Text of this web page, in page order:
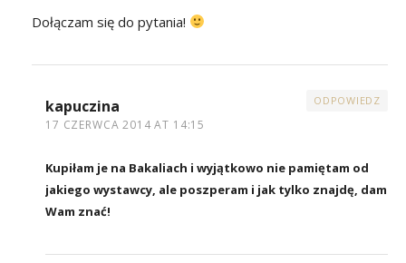
Dołączam się do pytania!
kapuczina
17 CZERWCA 2014 AT 14:15
ODPOWIEDZ
Kupiłam je na Bakaliach i wyjątkowo nie pamiętam od
jakiego wystawcy, ale poszperam i jak tylko znajdę, dam
Wam znać!